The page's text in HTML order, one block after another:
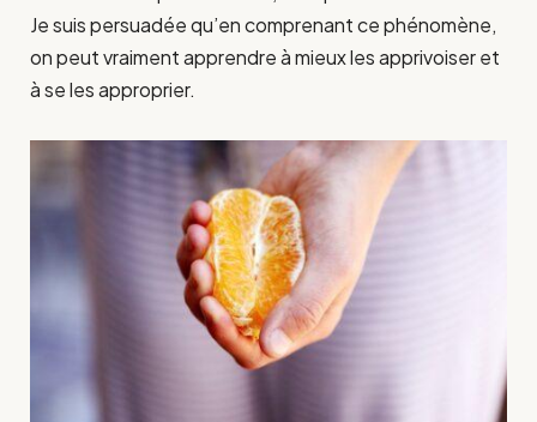
Je suis persuadée qu’en comprenant ce phénomène,
on peut vraiment apprendre à mieux les apprivoiser et
à se les approprier.